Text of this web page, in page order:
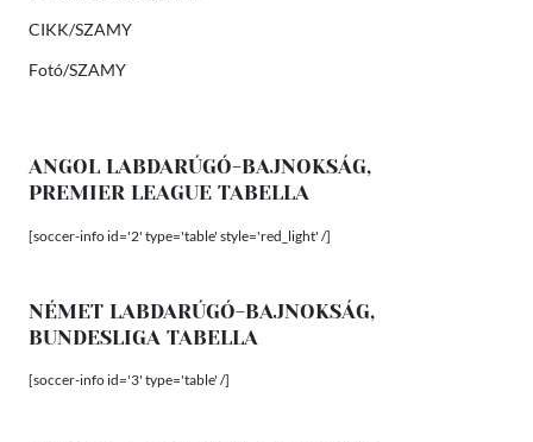
CIKK/SZAMY
Fotó/SZAMY
ANGOL LABDARÚGÓ-BAJNOKSÁG,
PREMIER LEAGUE TABELLA
[soccer-info id='2' type='table' style='red_light' /]
NÉMET LABDARÚGÓ-BAJNOKSÁG,
BUNDESLIGA TABELLA
[soccer-info id='3' type='table' /]